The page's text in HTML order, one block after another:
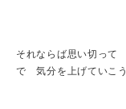
それならば思い切っ
で 気分を上げていこう